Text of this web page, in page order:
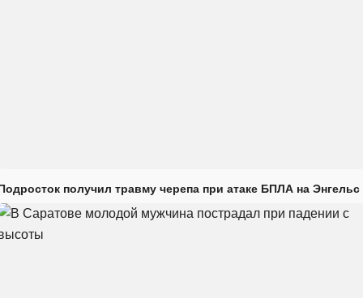
получил травму черепа при атаке БПЛА на Энгельс